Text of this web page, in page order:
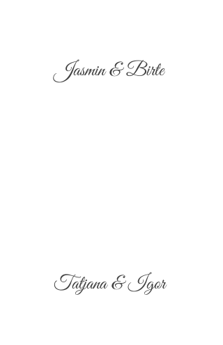
Jasmin & Birte
Tatjana & Igor